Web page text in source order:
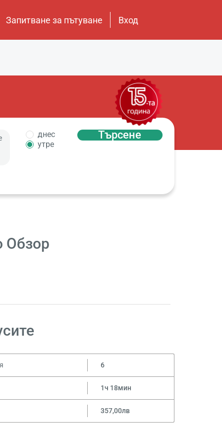
Запитване за пътуване Вход
днес
утре
Търсене
Обзор
6
1ч 18мин
357,00лв